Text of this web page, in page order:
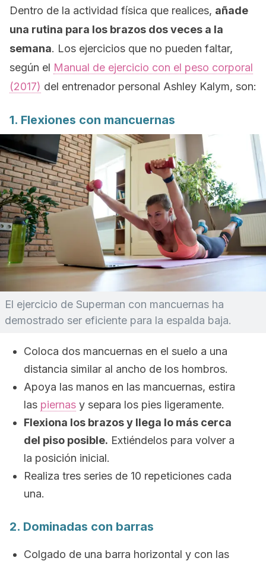
Dentro de la actividad física que realices, añade
una rutina para los brazos dos veces a la
semana. Los ejercicios que no pueden faltar,
según el Manual de ejercicio con el peso corporal
(2017) del entrenador personal Ashley Kalym, son:
1. Flexiones con mancuernas
El ejercicio de Superman con mancuernas ha
demostrado ser eficiente para la espalda baja.
Coloca dos mancuernas en el suelo a una
distancia similar al ancho de los hombros.
Apoya las manos en las mancuernas, estira
las piernas y separa los pies ligeramente.
Flexiona los brazos y llega lo más cerca
del piso posible. Extiéndelos para volver a
la posición inicial.
Realiza tres series de 10 repeticiones cada
una.
2. Dominadas con barras
Colgado de una barra horizontal y con las